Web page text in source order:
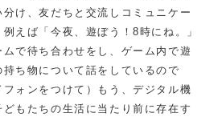
け、友だちと交流しコミュニケー
えば「今夜、遊ぼう！8時にね。」
で待ち合わせをし、ゲーム内で遊
ち物について話をしているので
ォンをつけて）もう、デジタル機
もたちの生活に当たり前に存在す